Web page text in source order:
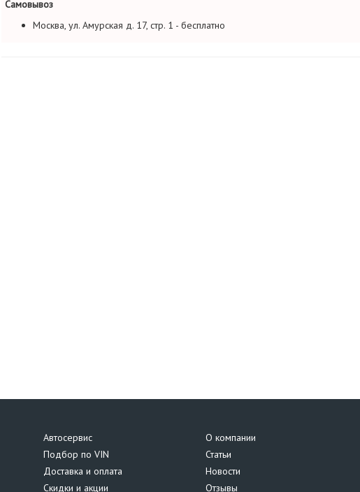
Самовывоз
Москва, ул. Амурская д. 17, стр. 1 - бесплатно
Автосервис
Подбор по VIN
Доставка и оплата
Скидки и акции
О компании
Статьи
Новости
Отзывы